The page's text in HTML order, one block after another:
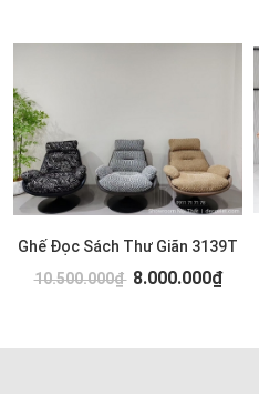
Ghế Đọc Sách Thư Giãn 3139T
10.500.000₫ 8.000.000₫